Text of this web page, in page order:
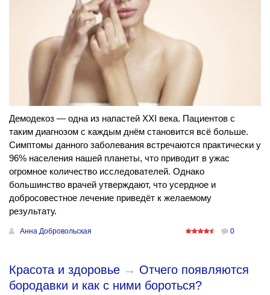
Демодекоз — одна из напастей ХХІ века. Пациентов с
таким диагнозом с каждым днём становится всё больше.
Симптомы данного заболевания встречаются практически у
96% населения нашей планеты, что приводит в ужас
огромное количество исследователей. Однако
большинство врачей утверждают, что усердное и
добросовестное лечение приведёт к желаемому
результату.
Анна Добровольская 0
Красота и здоровье → Отчего появляются
бородавки и как с ними бороться?